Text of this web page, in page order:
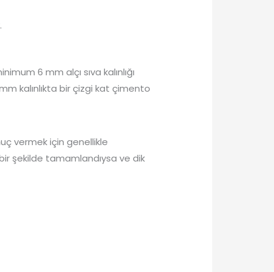
6 mm alçı sıva kalınlığı
kalınlıkta bir çizgi kat çimento
vermek için genellikle
şekilde tamamlandıysa ve dik